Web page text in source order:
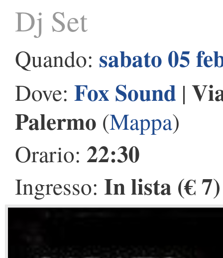
Dj Set
Quando: sabato 05
Dove: Fox Sound |
Palermo (Mappa)
Orario: 22:30
Ingresso: In lista (€ 7)